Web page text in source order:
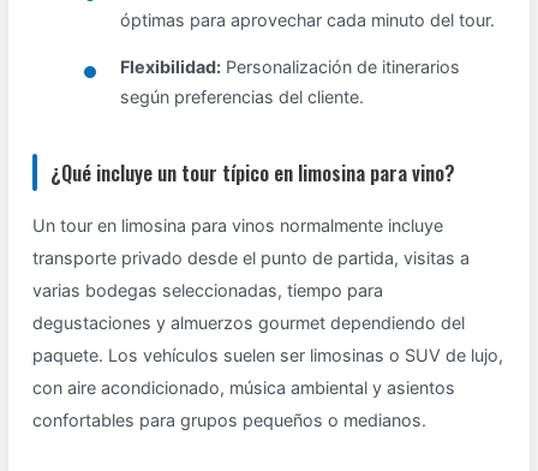
óptimas para aprovechar cada minuto del tour.
Flexibilidad: Personalización de itinerarios
según preferencias del cliente.
¿Qué incluye un tour típico en limosina para vino?
Un tour en limosina para vinos normalmente incluye
transporte privado desde el punto de partida, visitas a
varias bodegas seleccionadas, tiempo para
degustaciones y almuerzos gourmet dependiendo del
paquete. Los vehículos suelen ser limosinas o SUV de lujo,
con aire acondicionado, música ambiental y asientos
confortables para grupos pequeños o medianos.